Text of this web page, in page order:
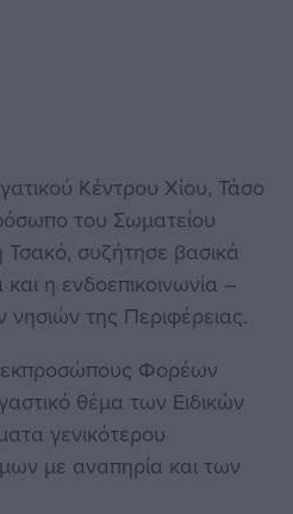
Κέντρου Χίου, Τάσο
του Σωματείου
συζήτησε βασικά
η ενδοεπικοινωνία –
της Περιφέρειας.
εκπροσώπους Φορέων
θέμα των Ειδικών
γενικότερου
με αναπηρία και των